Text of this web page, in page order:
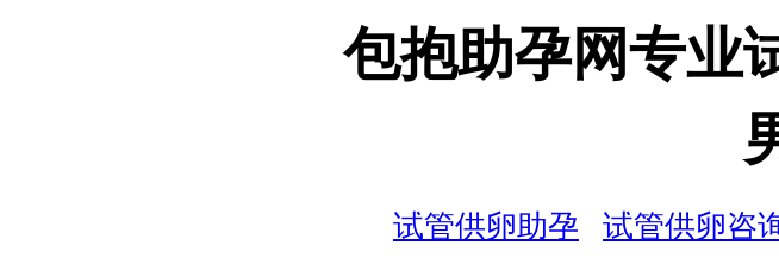
包抱助孕网专业
试管供卵助孕 试管供卵咨